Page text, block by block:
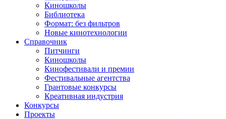
Киношколы
Библиотека
Формат: без фильтров
Новые кинотехнологии
Справочник
Питчинги
Киношколы
Кинофестивали и премии
Фестивальные агентства
Грантовые конкурсы
Креативная индустрия
Конкурсы
Проекты